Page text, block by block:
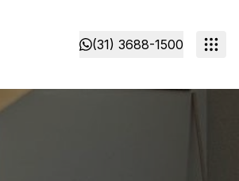
(31) 3688-1500